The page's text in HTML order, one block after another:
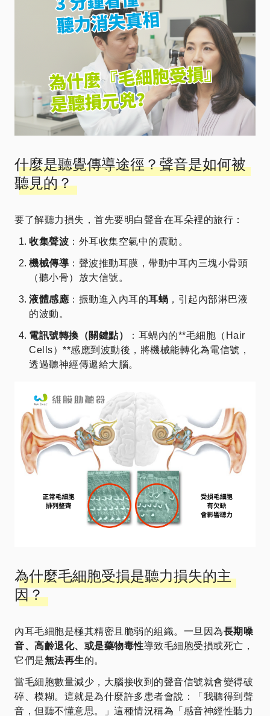
什麼是聽覺傳導途徑？聲音是如何被
聽見的？
要了解聽力損失，首先要明白聲音在耳朵裡的旅行：
收集聲波 ：外耳收集空氣中的震動。
機械傳導 ：聲波推動耳膜，帶動中耳內三塊小骨頭
（聽小骨）放大信號。
液體感應 ：振動進入內耳的耳蝸 ，引起內部淋巴液
的波動。
電訊號轉換（關鍵點）
：耳蝸內的**毛細胞（Hair
Cells）**感應到波動後，將機械能轉化為電信號，
透過聽神經傳遞給大腦。
為什麼毛細胞受損是聽力損失的主
因？
內耳毛細胞是極其精密且脆弱的組織。一旦因為長期噪
音、高齡退化、或是藥物毒性導致毛細胞受損或死亡，
它們是無法再生的。
當毛細胞數量減少，大腦接收到的聲音信號就會變得破
碎、模糊。這就是為什麼許多患者會說：「我聽得到聲
音，但聽不懂意思。」這種情況稱為「感音神經性聽力